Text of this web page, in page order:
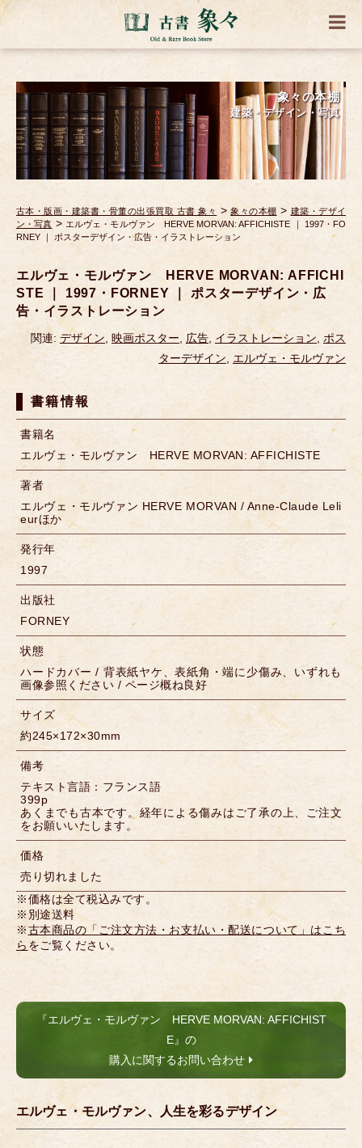
象々の本棚
建築・デザイン・写真
古本・版画・建築書・骨董の出張買取 古書 象々 >象々の本棚 > 建築・デザイ
ン・写真 > エルヴェ・モルヴァン HERVE MORVAN: AFFICHISTE ｜ 1997・FO
RNEY ｜ ポスターデザイン・広告・イラストレーション
エルヴェ・モルヴァン HERVE MORVAN: AFFICHI
STE ｜ 1997・FORNEY ｜ ポスターデザイン・広
告・イラストレーション
関連:デザイン, 映画ポスター, 広告, イラストレーション, ポス
ターデザイン, エルヴェ・モルヴァン
書籍情報
書籍名
エルヴェ・モルヴァン HERVE MORVAN: AFFICHISTE
著者
エルヴェ・モルヴァン HERVE MORVAN / Anne-Claude Leli
eurほか
発行年
1997
出版社
FORNEY
状態
ハードカバー / 背表紙ヤケ、表紙角・端に少傷み、いずれも
画像参照ください / ページ概ね良好
サイズ
約245×172×30mm
備考
テキスト言語：フランス語
399p
あくまでも古本です。経年による傷みはご了承の上、ご注文
をお願いいたします。
価格
売り切れました
※価格は全て税込みです。
※別途送料
※古本商品の「ご注文方法・お支払い・配送について」はこち
ら をご覧ください。
『エルヴェ・モルヴァン HERVE MORVAN: AFFICHIST
E』の
購入に関するお問い合わせ
エルヴェ・モルヴァン、人生を彩るデザイン